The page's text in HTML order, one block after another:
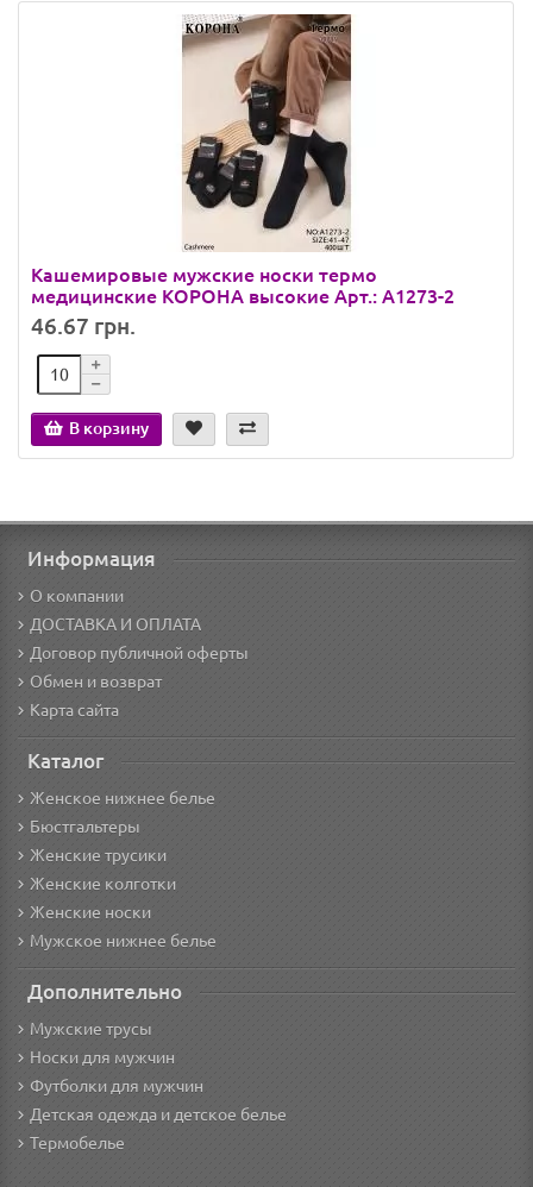
Кашемировые мужские носки термо
медицинские КОРОНА высокие Арт.: A1273-2
46.67 грн.
В корзину
Информация
О компании
ДОСТАВКА И ОПЛАТА
Договор публичной оферты
Обмен и возврат
Карта сайта
Каталог
Женское нижнее белье
Бюстгальтеры
Женские трусики
Женские колготки
Женские носки
Мужское нижнее белье
Дополнительно
Мужские трусы
Носки для мужчин
Футболки для мужчин
Детская одежда и детское белье
Термобелье